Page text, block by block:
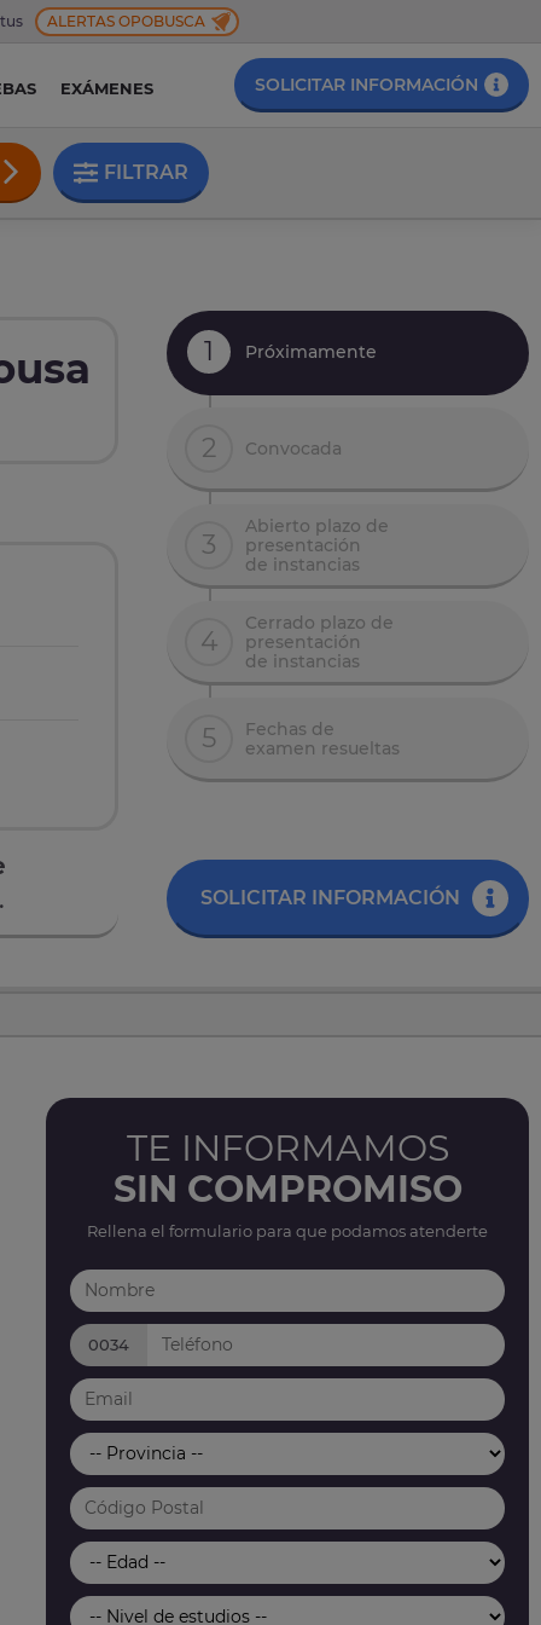
ALERTAS OPOBUSCA
EXÁMENES SOLICITAR INFORMACIÓN
FILTRAR
1 Próximamente
2 Convocada
3
Abierto plazo de
presentación
de instancias
4
Cerrado plazo de
presentación
de instancias
5
Fechas de
examen resueltas
SOLICITAR INFORMACIÓN
TE INFORMAMOS
SIN COMPROMISO
Rellena el formulario para que podamos atenderte
0034